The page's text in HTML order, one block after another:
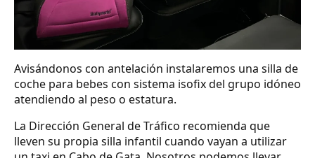
Avisándonos con antelación instalaremos una silla de
coche para bebes con sistema isofix del grupo idóneo
atendiendo al peso o estatura.
La Dirección General de Tráfico recomienda que
lleven su propia silla infantil cuando vayan a utilizar